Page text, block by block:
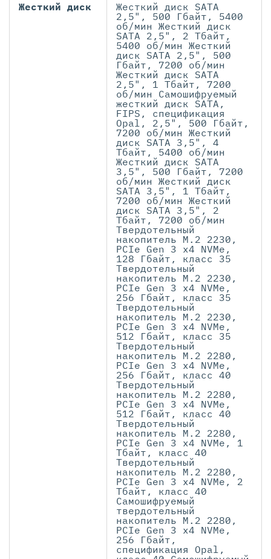
Жесткий диск
Жесткий диск SATA
2,5", 500 Гбайт, 5400
об/мин Жесткий диск
SATA 2,5", 2 Тбайт,
5400 об/мин Жесткий
диск SATA 2,5", 500
Гбайт, 7200 об/мин
Жесткий диск SATA
2,5", 1 Тбайт, 7200
об/мин Самошифруемый
жесткий диск SATA,
FIPS, спецификация
Opal, 2,5", 500 Гбайт,
7200 об/мин Жесткий
диск SATA 3,5", 4
Тбайт, 5400 об/мин
Жесткий диск SATA
3,5", 500 Гбайт, 7200
об/мин Жесткий диск
SATA 3,5", 1 Тбайт,
7200 об/мин Жесткий
диск SATA 3,5", 2
Тбайт, 7200 об/мин
Твердотельный
накопитель M.2 2230,
PCIe Gen 3 x4 NVMe,
128 Гбайт, класс 35
Твердотельный
накопитель M.2 2230,
PCIe Gen 3 x4 NVMe,
256 Гбайт, класс 35
Твердотельный
накопитель M.2 2230,
PCIe Gen 3 x4 NVMe,
512 Гбайт, класс 35
Твердотельный
накопитель M.2 2280,
PCIe Gen 3 x4 NVMe,
256 Гбайт, класс 40
Твердотельный
накопитель M.2 2280,
PCIe Gen 3 x4 NVMe,
512 Гбайт, класс 40
Твердотельный
накопитель M.2 2280,
PCIe Gen 3 x4 NVMe, 1
Тбайт, класс 40
Твердотельный
накопитель M.2 2280,
PCIe Gen 3 x4 NVMe, 2
Тбайт, класс 40
Самошифруемый
твердотельный
накопитель M.2 2280,
PCIe Gen 3 x4 NVMe,
256 Гбайт,
спецификация Opal,